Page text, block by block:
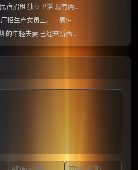
宿招租 独立卫浴 现有两...
招生产女员工，一周5-...
的年轻夫妻 已经来新西...